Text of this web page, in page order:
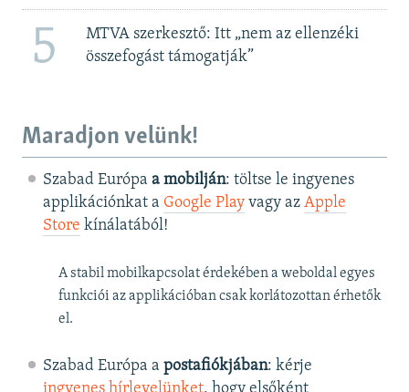
5
MTVA szerkesztő: Itt „nem az ellenzéki
összefogást támogatják”
Maradjon velünk!
Szabad Európa a mobilján: töltse le ingyenes
applikációnkat a Google Playvagy az Apple
Store kínálatából!
A stabil mobilkapcsolat érdekében a weboldal egyes
funkciói az applikációban csak korlátozottan érhetők
el.
Szabad Európa a postafiókjában: kérje